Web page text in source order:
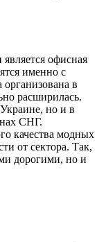
офисная
именно с
в
расширилась.
но и в
СНГ.
качества модных
от сектора. Так,
дорогими, но и